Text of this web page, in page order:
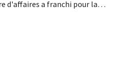
d'affaires a franchi pour la